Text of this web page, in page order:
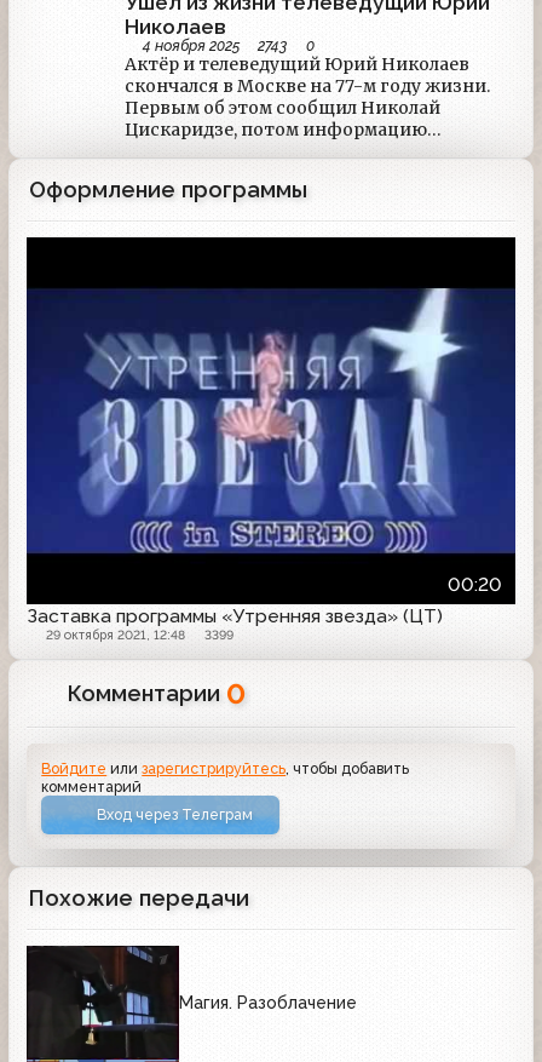
Николаев
4 ноября 2025 2743 0
Актёр и телеведущий Юрий Николаев
скончался в Москве на 77-м году жизни.
Первым об этом сообщил Николай
Цискаридзе, потом информацию
Николаева состоялся в минувшую субботу
в программе "Сегодня вечером", которую
вёл Цискаридзе.
Оформление программы
00:20
Заставка программы «Утренняя звезда» (ЦТ)
29 октября 2021, 12:48 3399
Комментарии 0
Войдите илизарегистрируйтесь , чтобы добавить
комментарий
Вход через Телеграм
Похожие передачи
Магия. Разоблачение